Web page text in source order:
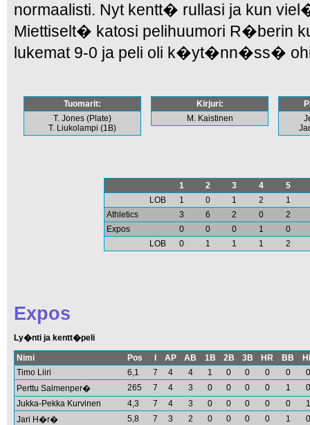
normaalisti. Nyt kentt� rullasi ja kun
Miettiselt� katosi pelihuumori R�berin
lukemat 9-0 ja peli oli k�yt�nn�ss�
Tuomarit:
T. Jones (Plate)
T. Liukolampi (1B)
Kirjuri:
M. Kaistinen
1 2 3 4
5
LOB
1 0 1 2
1
Athletics
3 6 2 0
2
Expos
0 0 0 1
0
LOB
0 1 1 1 2
Expos
Ly�nti ja kentt�peli
Nimi Pos AP AB 1B 2B 3B HR BB
Timo Liiri
6,1 7 4 4 1 0 0 0 0
0
Perttu Salmenper�
265 7 4 3 0 0 0 0 1
0
Jukka-Pekka Kurvinen
4,3 7 4 3 0 0 0 0 0
1
Jari H�r�
5,8 7 3 2 0 0 0 0 1
0